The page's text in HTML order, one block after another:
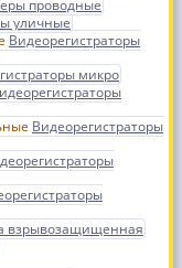
проводные
уличные
Видеорегистраторы
микро
Видеорегистраторы
взрывозащищенная